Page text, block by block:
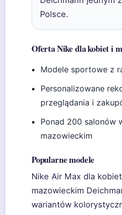
Polsce.
Oferta Nike dla kobiet i
Modele sportowe z
Personalizowane
przeglądania i
Ponad 200 salonów
mazowieckim
Popularne modele
Nike Air Max dla
mazowieckim
wariantów